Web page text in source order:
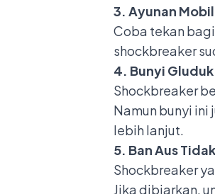
3. Ayunan
Coba tekan
shockbreaker
4. Bunyi
Shockbreaker
Namun bunyi ini
lebih lanjut.
5. Ban Aus
Shockbreaker
Jika dibiarkan,